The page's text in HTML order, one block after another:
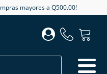
mayores a Q500.00!